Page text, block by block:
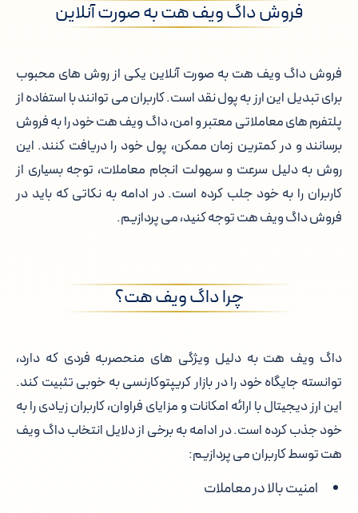
فروش داگ ویف هت به صورت آنلاین
فروش داگ ویف هت به صورت آنلاین یکی از روش های محبوب
برای تبدیل این ارز به پول نقد است. کاربران می توانند با استفاده از
پلتفرم های معاملاتی معتبر و امن، داگ ویف هت خود را به فروش
برسانند و در کمترین زمان ممکن، پول خود را دریافت کنند. این
روش به دلیل سرعت و سهولت انجام معاملات، توجه بسیاری از
کاربران را به خود جلب کرده است. در ادامه به نکاتی که باید در
فروش داگ ویف هت توجه کنید، می پردازیم.
چرا داگ ویف هت؟
داگ ویف هت به دلیل ویژگی های منحصربه فردی که دارد،
توانسته جایگاه خود را در بازار کریپتوکارنسی به خوبی تثبیت کند.
این ارز دیجیتال با ارائه امکانات و مزایای فراوان، کاربران زیادی را به
خود جذب کرده است. در ادامه به برخی از دلایل انتخاب داگ ویف
هت توسط کاربران می پردازیم:
امنیت بالا در معاملات